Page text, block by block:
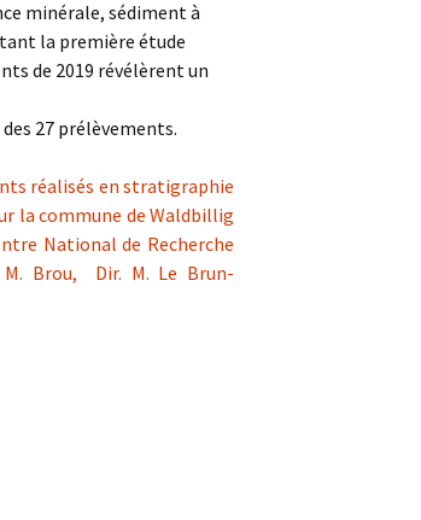
minérale, sédiment à
la première étude
de 2019 révélèrent un
27 prélèvements.
réalisés en stratigraphie
la commune de Waldbillig
National de Recherche
M. Brou, Dir. M. Le Brun-